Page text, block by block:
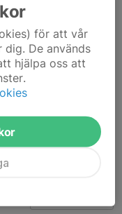
miniorer, kadetter
vill du tävla i)
för att vår
De används
hjälpa oss att